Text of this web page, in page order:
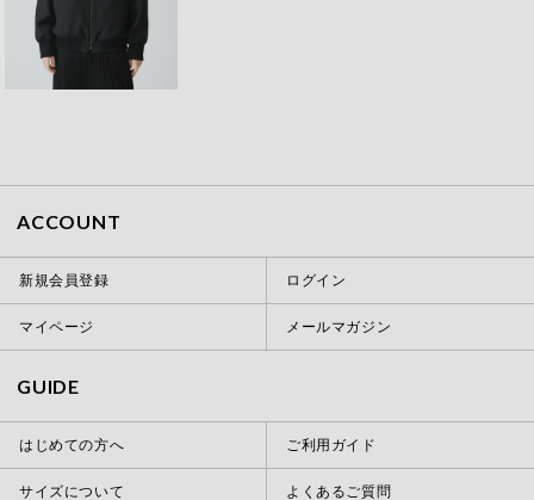
ACCOUNT
新規会員登録 ログイン
マイページ メールマガジン
GUIDE
はじめての方へ ご利用ガイド
サイズについて よくあるご質問